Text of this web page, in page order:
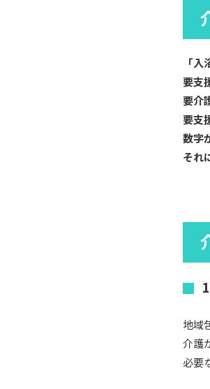
「
要支
要介
要支
数字
それ
地域
介護
必要